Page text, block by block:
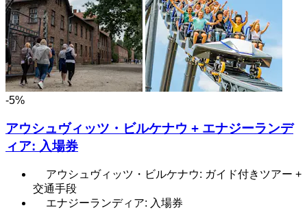
-5%
アウシュヴィッツ・ビルケナウ + エナジーランデ
ィア: 入場券
アウシュヴィッツ・ビルケナウ: ガイド付きツアー +
交通手段
エナジーランディア: 入場券